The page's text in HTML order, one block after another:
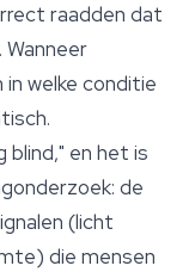
raadden dat
welke conditie
blind," en het is
de
(licht
die mensen